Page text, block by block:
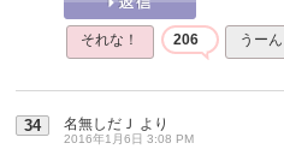
それな！ 206 うー
34 名無しだＪ より
2016年1月6日 3:08 PM